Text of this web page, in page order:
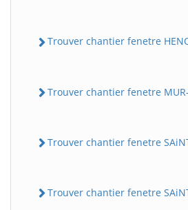
Trouver chantier fenetre
Trouver chantier fenetre MUR-
Trouver chantier fenetre
Trouver chantier fenetre